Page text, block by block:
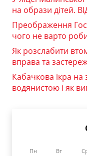
на образи дітей.
Преображення
чого не варто
Як розслабити
вправа та
Кабачкова ікра
водянистою і як
Пн Вт